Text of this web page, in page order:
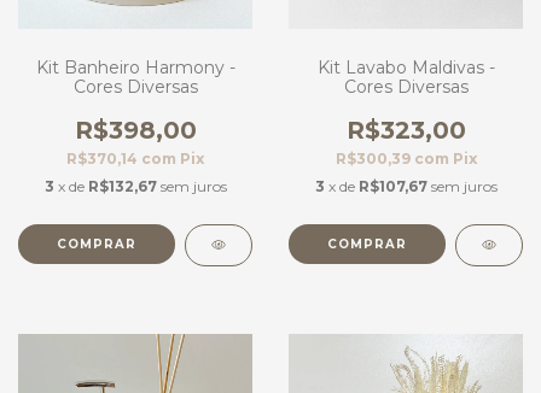
Kit Banheiro Harmony -
Cores Diversas
R$398,00
R$370,14 com Pix
3 x de R$132,67 sem juros
COMPRAR
Kit Lavabo Maldivas -
Cores Diversas
R$323,00
R$300,39 com Pix
3 x de R$107,67 sem juros
COMPRAR